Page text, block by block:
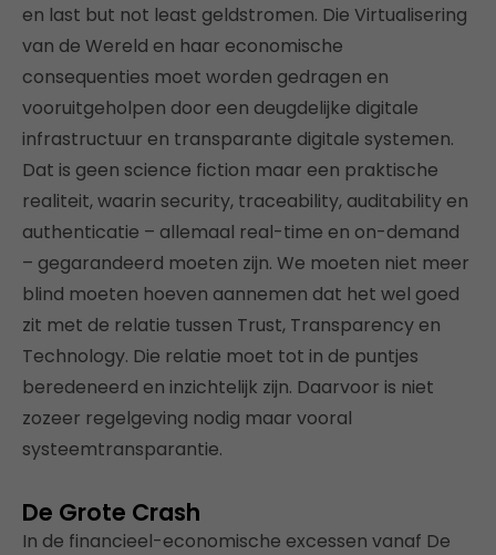
en last but not least geldstromen. Die Virtualisering
van de Wereld en haar economische
consequenties moet worden gedragen en
vooruitgeholpen door een deugdelijke digitale
infrastructuur en transparante digitale systemen.
Dat is geen science fiction maar een praktische
realiteit, waarin security, traceability, auditability en
authenticatie – allemaal real-time en on-demand
– gegarandeerd moeten zijn. We moeten niet meer
blind moeten hoeven aannemen dat het wel goed
zit met de relatie tussen Trust, Transparency en
Technology. Die relatie moet tot in de puntjes
beredeneerd en inzichtelijk zijn. Daarvoor is niet
zozeer regelgeving nodig maar vooral
systeemtransparantie.
De Grote Crash
In de financieel-economische excessen vanaf De